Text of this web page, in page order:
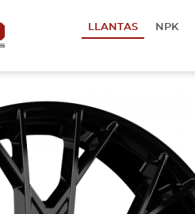
LLANTAS NPK